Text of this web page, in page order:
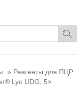
Реагенты для ПЦР
Lyo UDG, 5×